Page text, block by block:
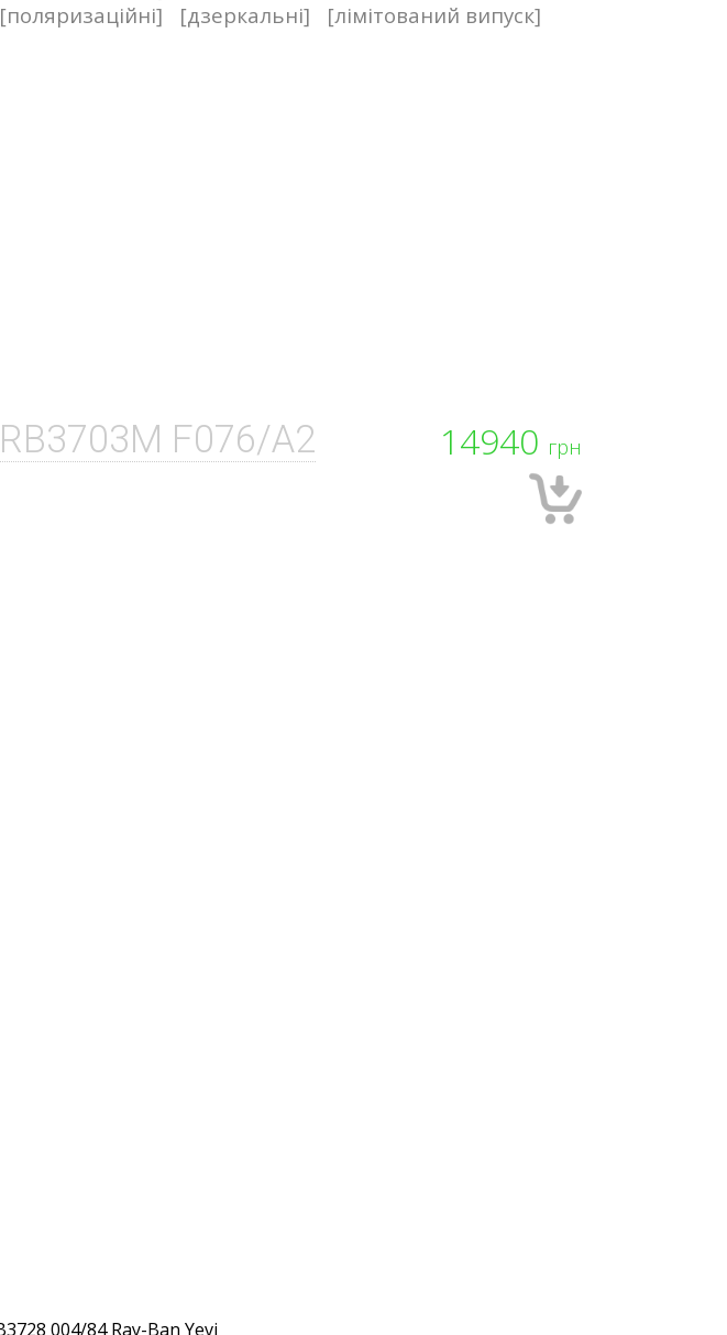
14940 грн
RB3703M F076/A2
[поляризаційні] [дзеркальні] [лімітований випуск]